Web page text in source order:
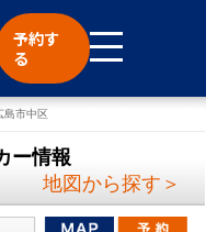
予約す
る
島市中区
ー情報
地図から探す＞